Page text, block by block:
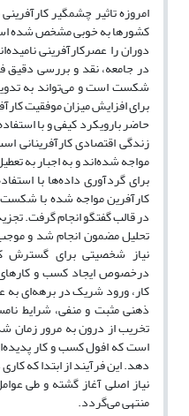
امروزه تاثیر چشمگیر
کشورها به خوبی مشخص شده
دوران را عصرکارآفرینی
در جامعه، نقد و بررسی دقیق
شکست است و می‌تواند به
برای افزایش میزان موفقیت
حاضر بارویکرد کیفی و با
زندگی اقتصادی
مواجه شده‌اند و به اجبار به
برای گردآوری داده‌ها با
کارآفرین مواجه شده با
در قالب گفتگو انجام گرفت.
تحلیل مضمون انجام شد و
نیاز شخصیتی برای گسترش
درخصوص ایجاد کسب و
کار، ورود شریک در برهه‌ای به
ذهنی مثبت و منفی، شرایط
تخریب از درون به مرور زمان
است که افول کسب و کار
دهد. این فرآیند از ابتدا که
نیاز اصلی آغاز گشته و طی
منتهی می‌گردد.